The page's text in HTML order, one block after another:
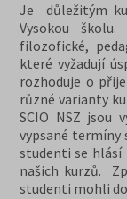
Je důležitým
Vysokou
filozofické,
které vyžadují
rozhoduje o
různé varianty
SCIO NSZ jsou
vypsané termíny
studenti se hlásí
našich kurzů.
studenti mohli